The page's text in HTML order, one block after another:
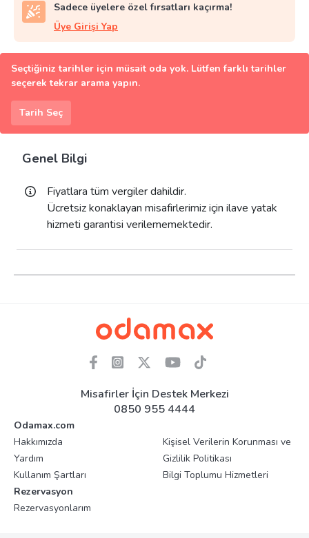
Sadece üyelere özel fırsatları kaçırma!
Üye Girişi Yap
Seçtiğiniz tarihler için müsait oda yok. Lütfen farklı tarihler
seçerek tekrar arama yapın.
Tarih Seç
Genel Bilgi
Fiyatlara tüm vergiler dahildir.
Ücretsiz konaklayan misafirlerimiz için ilave yatak
hizmeti garantisi verilememektedir.
Misafirler İçin Destek Merkezi
0850 955 4444
Odamax.com
Hakkımızda
Yardım
Kullanım Şartları
Kişisel Verilerin Korunması ve
Gizlilik Politikası
Bilgi Toplumu Hizmetleri
Rezervasyon
Rezervasyonlarım